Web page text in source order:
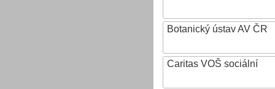
Botanický ústav AV ČR
Caritas VOŠ sociální